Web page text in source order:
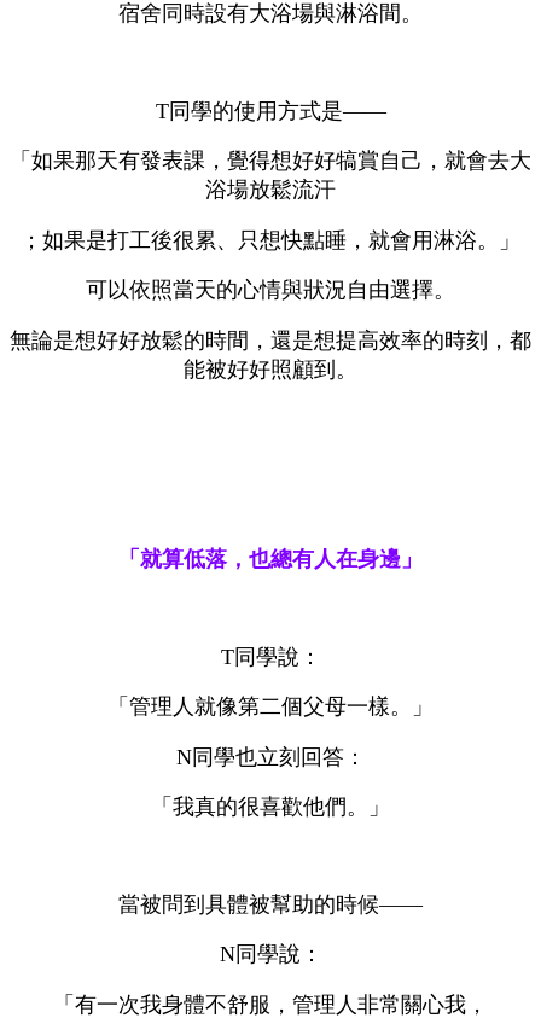
宿舍同時設有大浴場與淋浴間。
T同學的使用方式是——
「如果那天有發表課，覺得想好好犒賞自己，就會去大
浴場放鬆流汗
；如果是打工後很累、只想快點睡，就會用淋浴。」
可以依照當天的心情與狀況自由選擇。
無論是想好好放鬆的時間，還是想提高效率的時刻，都
能被好好照顧到。
「就算低落，也總有人在身邊」
T同學說：
「管理人就像第二個父母一樣。」
N同學也立刻回答：
「我真的很喜歡他們。」
當被問到具體被幫助的時候——
N同學說：
「有一次我身體不舒服，管理人非常關心我，